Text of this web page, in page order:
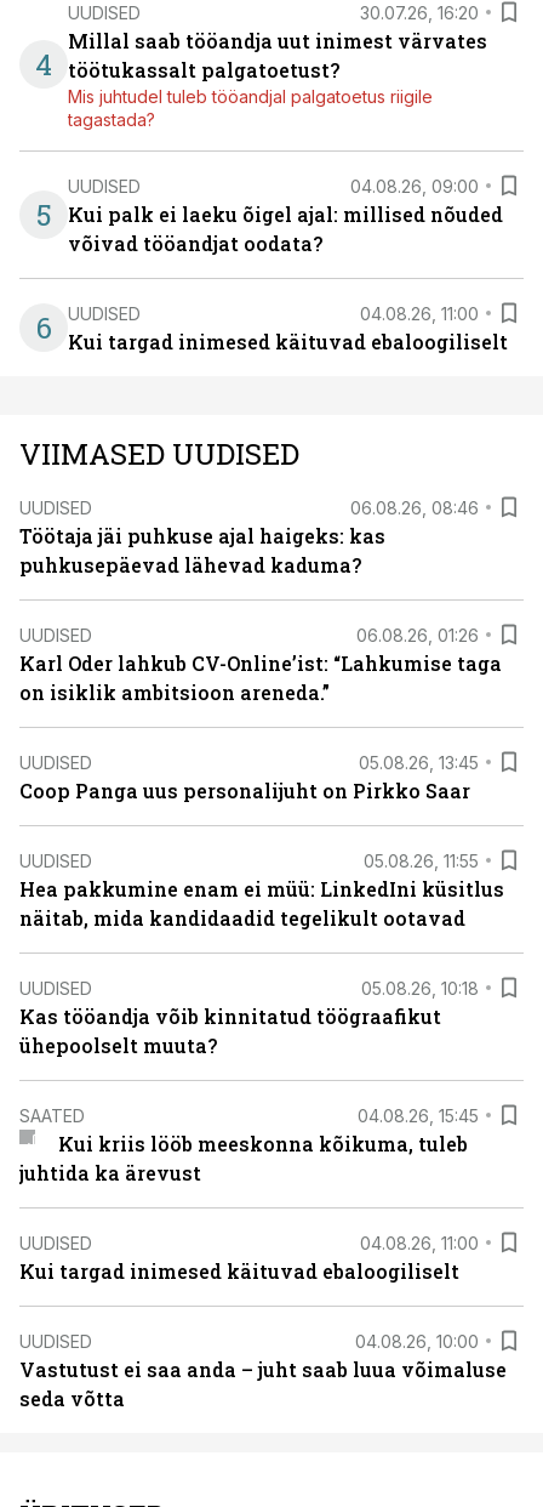
4
UUDISED 30.07.26, 16:20
Millal saab tööandja uut inimest värvates
töötukassalt palgatoetust?
Mis juhtudel tuleb tööandjal palgatoetus riigile
tagastada?
5
UUDISED 04.08.26, 09:00
Kui palk ei laeku õigel ajal: millised nõuded
võivad tööandjat oodata?
6 UUDISED 04.08.26, 11:00
Kui targad inimesed käituvad ebaloogiliselt
VIIMASED UUDISED
UUDISED 06.08.26, 08:46
Töötaja jäi puhkuse ajal haigeks: kas
puhkusepäevad lähevad kaduma?
UUDISED 06.08.26, 01:26
Karl Oder lahkub CV-Online’ist: “Lahkumise taga
on isiklik ambitsioon areneda.”
UUDISED 05.08.26, 13:45
Coop Panga uus personalijuht on Pirkko Saar
UUDISED 05.08.26, 11:55
Hea pakkumine enam ei müü: LinkedIni küsitlus
näitab, mida kandidaadid tegelikult ootavad
UUDISED 05.08.26, 10:18
Kas tööandja võib kinnitatud töögraafikut
ühepoolselt muuta?
SAATED 04.08.26, 15:45
Kui kriis lööb meeskonna kõikuma, tuleb
juhtida ka ärevust
UUDISED 04.08.26, 11:00
Kui targad inimesed käituvad ebaloogiliselt
UUDISED 04.08.26, 10:00
Vastutust ei saa anda – juht saab luua võimaluse
seda võtta